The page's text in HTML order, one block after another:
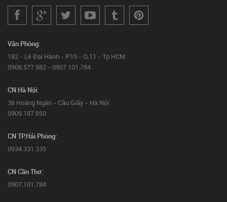
Văn Phòng:
182 - Lê Đại Hành - P.15 - Q.11 - Tp.HCM
0906.577.982 - 0907.101.784
CN Hà Nội:
38 Hoàng Ngân - Cầu Giấy - Hà Nội
0909.187.850
CN TP.Hải Phòng:
0934.331.335
CN Cần Thơ:
0907.101.784